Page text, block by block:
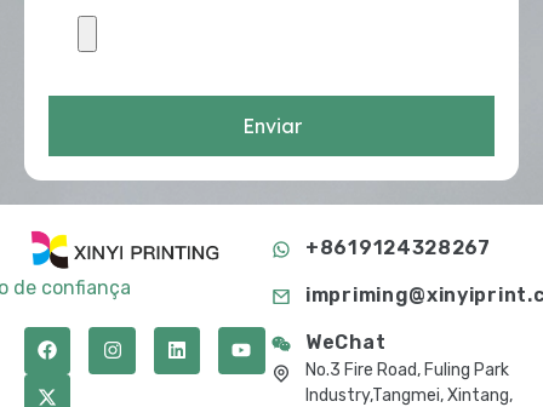
Enviar
de confiança
+8619124328267
WeChat
No.3 Fire Road, Fuling Park
Industry,Tangmei, Xintang,